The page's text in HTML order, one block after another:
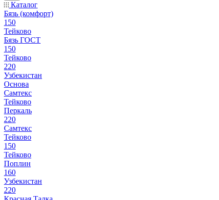
Каталог
Бязь (комфорт)
150
Тейково
Бязь ГОСТ
150
Тейково
220
Узбекистан
Основа
Самтекс
Тейково
Перкаль
220
Самтекс
Тейково
150
Тейково
Поплин
160
Узбекистан
220